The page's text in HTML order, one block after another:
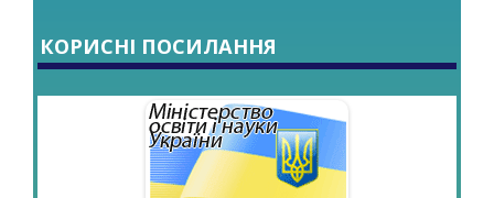
КОРИСНІ ПОСИЛАННЯ